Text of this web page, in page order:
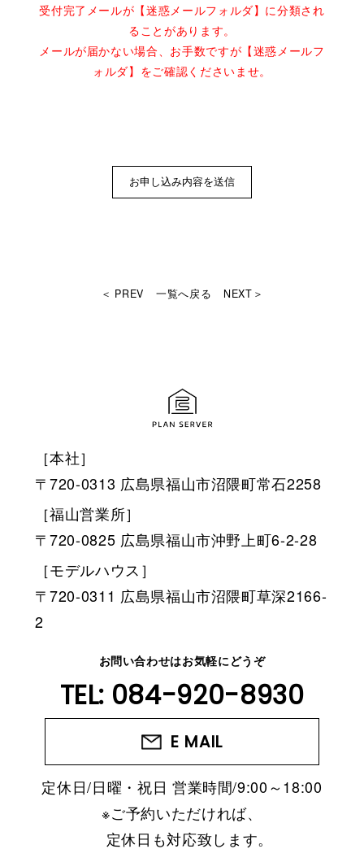
受付完了メールが【迷惑メールフォルダ】に分類され
ることがあります。
メールが届かない場合、お手数ですが【迷惑メールフ
ォルダ】をご確認くださいませ。
＜ PREV 一覧へ戻る NEXT＞
［本社］
〒720-0313 広島県福山市沼隈町常石2258
［福山営業所］
〒720-0825 広島県福山市沖野上町6-2-28
［モデルハウス］
〒720-0311 広島県福山市沼隈町草深2166-
2
お問い合わせはお気軽にどうぞ
TEL: 084-920-8930
E MAIL
定休日/日曜・祝日 営業時間/9:00～18:00
※ご予約いただければ、
定休日も対応致します。